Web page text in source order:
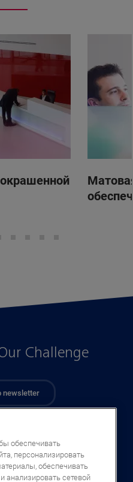
окрашенной
Challenge
newsletter
обеспечивать
персонализировать
обеспечивать
анализировать сетевой